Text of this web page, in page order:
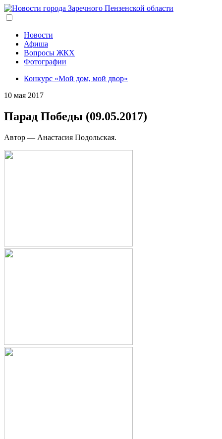
Перейти
к
содержанию
Новости
Афиша
Вопросы ЖКХ
Фотографии
Конкурс «Мой дом, мой двор»
10 мая 2017
Парад Победы (09.05.2017)
Автор — Анастасия Подольская.